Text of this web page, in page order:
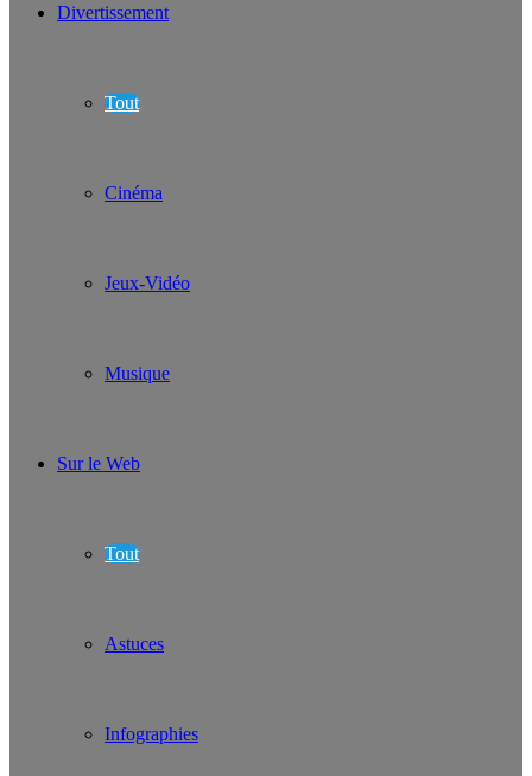
Divertissement
Tout
Cinéma
Jeux-Vidéo
Musique
Sur le Web
Tout
Astuces
Infographies